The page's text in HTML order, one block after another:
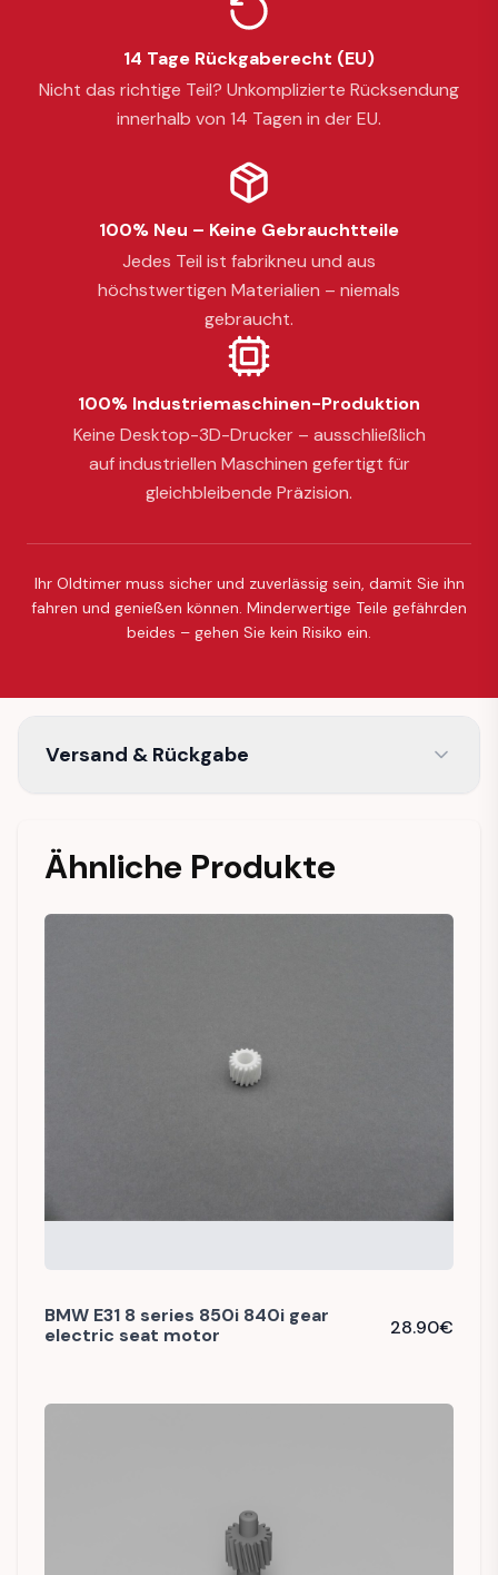
14 Tage Rückgaberecht (EU)
Nicht das richtige Teil? Unkomplizierte Rücksendung
innerhalb von 14 Tagen in der EU.
100% Neu – Keine Gebrauchtteile
Jedes Teil ist fabrikneu und aus
höchstwertigen Materialien – niemals
gebraucht.
100% Industriemaschinen-Produktion
Keine Desktop-3D-Drucker – ausschließlich
auf industriellen Maschinen gefertigt für
gleichbleibende Präzision.
Ihr Oldtimer muss sicher und zuverlässig sein, damit Sie ihn
fahren und genießen können. Minderwertige Teile gefährden
beides – gehen Sie kein Risiko ein.
Versand & Rückgabe
Ähnliche Produkte
BMW E31 8 series 850i 840i gear
electric seat motor
28.90€